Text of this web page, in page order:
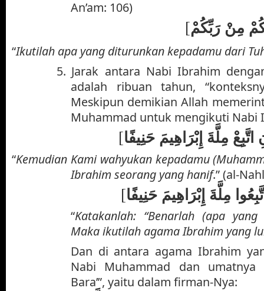
An’am: 106)
مِنْ رَبِّكُمْ[
“Ikutilah apa yang diturunkan kepadamu dari
5. Jarak antara Nabi Ibrahim
adalah ribuan tahun,
Meskipun demikian Allah
Muhammad untuk mengikuti Nabi
مِلَّةَ إِبْرَاهِيمَ حَنِيفًا[
“Kemudian Kami wahyukan kepadamu
Ibrahim seorang yang hanif.” (al-
مِلَّةَ إِبْرَاهِيمَ حَنِيفًا[
“Katakanlah: “Benarlah (apa yang
Maka ikutilah agama Ibrahim yang
Dan di antara agama Ibrahim
Nabi Muhammad dan umatnya
Bara’”, yaitu dalam firman-Nya: